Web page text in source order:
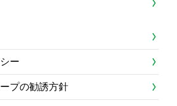
ー
プの勧誘方針